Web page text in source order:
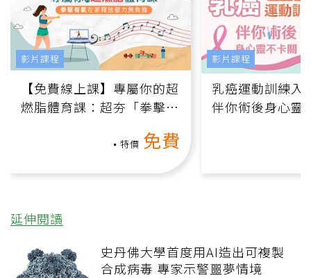
【免費線上課】專屬你的超
燃脂體育課：超夯「拳擊有
特價 免費
影片課程
乳癌運動訓練入
伴你術後身心靈
影片課程
延伸閱讀
史丹佛大學首度用AI造出可複製
合成病毒 專家示警噩夢情境